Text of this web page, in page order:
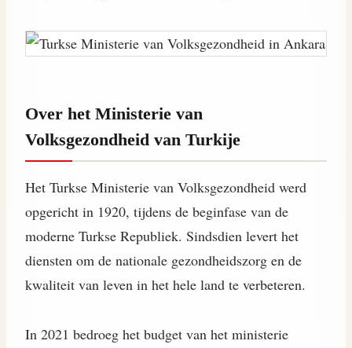
Over het Ministerie van
Volksgezondheid van Turkije
Het Turkse Ministerie van Volksgezondheid werd
opgericht in 1920, tijdens de beginfase van de
moderne Turkse Republiek. Sindsdien levert het
diensten om de nationale gezondheidszorg en de
kwaliteit van leven in het hele land te verbeteren.
In 2021 bedroeg het budget van het ministerie